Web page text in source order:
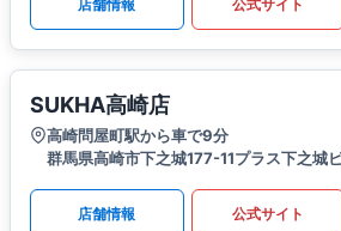
店舗情報 公式サイト
SUKHA高崎店
高崎問屋町駅から車で9分
群馬県高崎市下之城177-11プラス下之城
店舗情報 公式サイト